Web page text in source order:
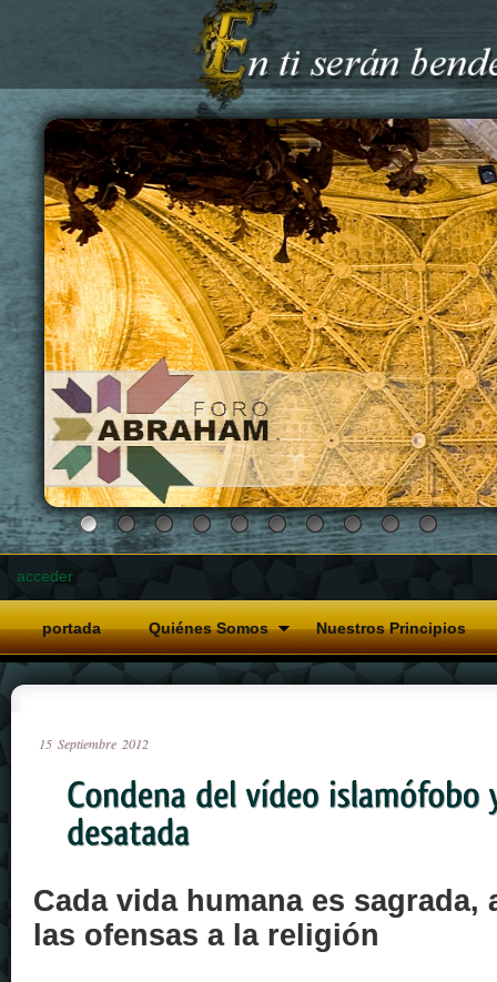
acceder
portada Quiénes Somos Nuestros Principios
15 Septiembre 2012
Cada vida humana es sagrada,
las ofensas a la religión